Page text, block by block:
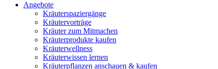
Angebote
Kräuterspaziergänge
Kräutervorträge
Kräuter zum Mitmachen
Kräuterprodukte kaufen
Kräuterwellness
Kräuterwissen lernen
Kräuterpflanzen anschauen & kaufen